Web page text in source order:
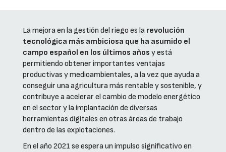
La mejora en la gestión del riego es la revolución
tecnológica más ambiciosa que ha asumido el
campo español en los últimos años y está
permitiendo obtener importantes ventajas
productivas y medioambientales, a la vez que ayuda a
conseguir una agricultura más rentable y sostenible, y
contribuye a acelerar el cambio de modelo energético
en el sector y la implantación de diversas
herramientas digitales en otras áreas de trabajo
dentro de las explotaciones.
En el año 2021 se espera un impulso significativo en